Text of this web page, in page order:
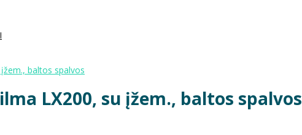
baltos spalvos
LX200, su įžem., baltos spalvos